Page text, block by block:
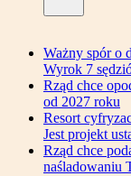
Ważny spór o
Wyrok 7
Rząd chce
od 2027 roku
Resort
Jest projekt
Rząd chce
naśladowaniu